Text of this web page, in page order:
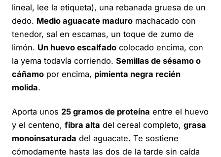
lineal, lee la etiqueta), una rebanada gruesa de un
dedo. Medio aguacate maduro machacado con
tenedor, sal en escamas, un toque de zumo de
limón. Un huevo escalfado colocado encima, con
la yema todavía corriendo. Semillas de sésamo o
cáñamo por encima, pimienta negra recién
molida.
Aporta unos 25 gramos de proteína entre el huevo
y el centeno, fibra alta del cereal completo, grasa
monoinsaturada del aguacate. Te sostiene
cómodamente hasta las dos de la tarde sin caída